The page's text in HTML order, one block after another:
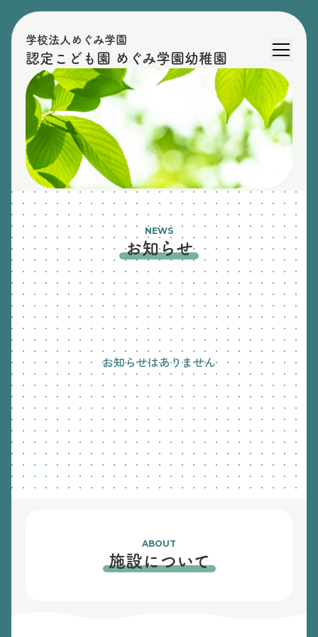
学校法人めぐみ学園
認定こども園 めぐみ学園幼稚園
NEWS
お知らせ
お知らせはありません
ABOUT
施設について